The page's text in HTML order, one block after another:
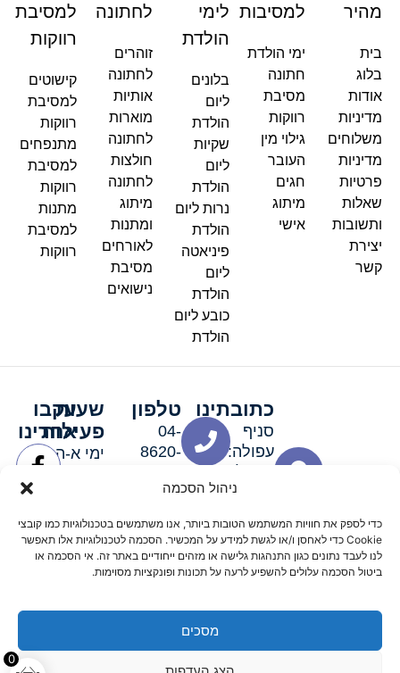
ניהול הסכמה
כדי לספק את חוויות המשתמש הטובות ביותר, אנו משתמשים בטכנולוגיות כמו קובצי
Cookie כדי לאחסן ו/או לגשת למידע על המכשיר. הסכמה לטכנולוגיות אלו תאפשר
לנו לעבד נתונים כגון התנהגות גלישה או מזהים ייחודיים באתר זה. אי הסכמה או
ביטול הסכמה עלולים להשפיע לרעה על תכונות ופונקציות מסוימות.
מסכים
0
מהיר
בית
בלוג
אודות
מדיניות
משלוחים
מדיניות
פרטיות
שאלות
ותשובות
יצירת
קשר
למסיבות
ימי הולדת
חתונה
מסיבת
רווקות
גילוי מין
העובר
חגים
מיתוג
אישי
לימי
הולדת
בלונים
ליום
הולדת
שקיות
ליום
הולדת
נרות ליום
הולדת
פיניאטה
ליום
הולדת
כובע ליום
הולדת
לחתונה
זוהרים
לחתונה
אותיות
מוארות
לחתונה
חולצות
לחתונה
מיתוג
ומתנות
לאורחים
מסיבת
נישואים
למסיבת
רווקות
קישוטים
למסיבת
רווקות
מתנפחים
למסיבת
רווקות
מתנות
למסיבת
רווקות
כתובתינו
סניף
עפולה:
סניף מגדל
האלה 19
טלפון
04-
8620-
שעות
פעילות
ימי א-ה:
ימי שישי
וערבי חג:
8:30-
15:00
עקבו
אחרינו